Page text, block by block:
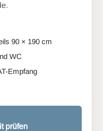
90 × 190 cm
WC
Empfang
prüfen